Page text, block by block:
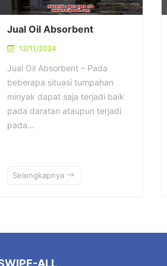
Jual Oil Absorbent
12/11/2024
Jual Oil Absorbent – Pada
beberapa situasi tumpahan
minyak dapat saja terjadi baik
pada daratan ataupun terjadi
pada…
Selengkapnya
ALL